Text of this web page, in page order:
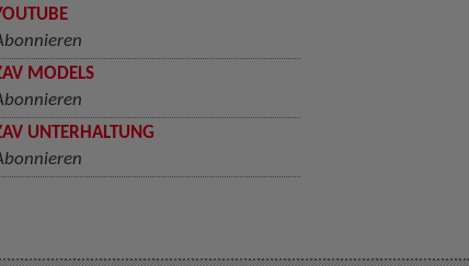
MODELS
UNTERHALTUNG